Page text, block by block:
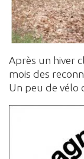
Après un hiver
mois des
Un peu de vélo